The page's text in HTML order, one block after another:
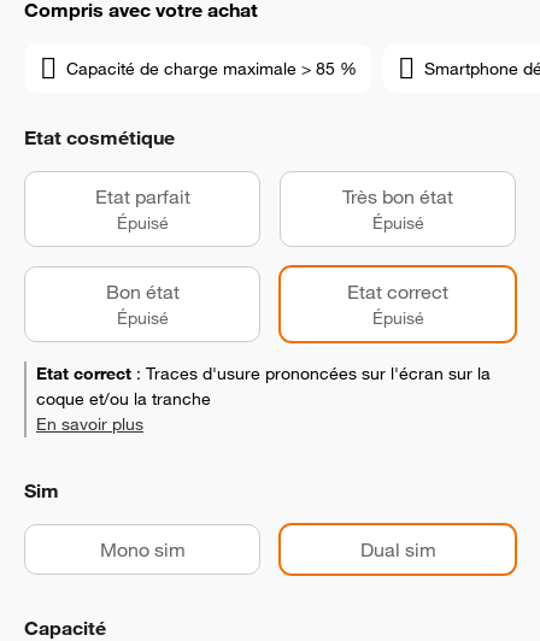
Compris avec votre achat
Capacité de charge maximale > 85 % Smartphone
Etat cosmétique
Etat parfait
Épuisé
Très bon état
Épuisé
Bon état
Épuisé
Etat correct
Épuisé
Etat correct : Traces d'usure prononcées sur l'écran sur la
coque et/ou la tranche
En savoir plus
Sim
Mono sim Dual sim
Capacité